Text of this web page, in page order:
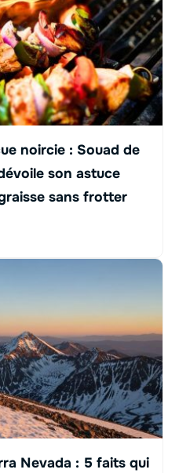
noircie : Souad de
son astuce
sans frotter
Nevada : 5 faits qui